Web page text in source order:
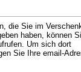
die Sie im
haben, können
Um sich dort
Sie Ihre email-